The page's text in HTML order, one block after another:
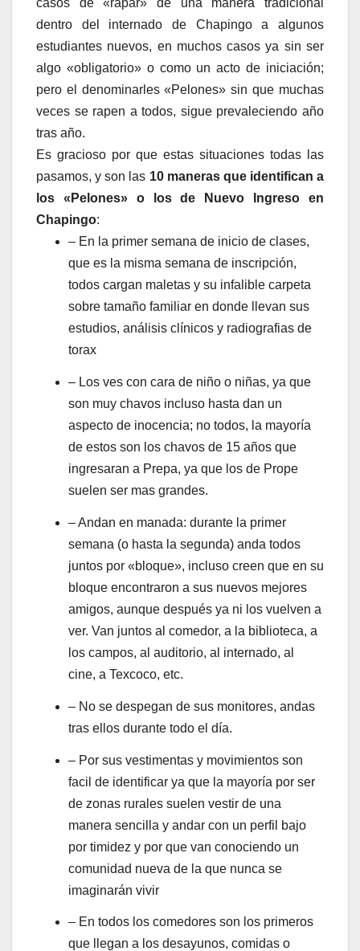
casos de «rapar» de una manera tradicional
dentro del internado de Chapingo a algunos
estudiantes nuevos, en muchos casos ya sin ser
algo «obligatorio» o como un acto de iniciación;
pero el denominarles «Pelones» sin que muchas
veces se rapen a todos, sigue prevaleciendo año
tras año.
Es gracioso por que estas situaciones todas las
pasamos, y son las 10 maneras que identifican a
los «Pelones» o los de Nuevo Ingreso en
Chapingo:
– En la primer semana de inicio de clases,
que es la misma semana de inscripción,
todos cargan maletas y su infalible carpeta
sobre tamaño familiar en donde llevan sus
estudios, análisis clínicos y radiografias de
torax
– Los ves con cara de niño o niñas, ya que
son muy chavos incluso hasta dan un
aspecto de inocencia; no todos, la mayoría
de estos son los chavos de 15 años que
ingresaran a Prepa, ya que los de Prope
suelen ser mas grandes.
– Andan en manada: durante la primer
semana (o hasta la segunda) anda todos
juntos por «bloque», incluso creen que en su
bloque encontraron a sus nuevos mejores
amigos, aunque después ya ni los vuelven a
ver. Van juntos al comedor, a la biblioteca, a
los campos, al auditorio, al internado, al
cine, a Texcoco, etc.
– No se despegan de sus monitores, andas
tras ellos durante todo el día.
– Por sus vestimentas y movimientos son
facil de identificar ya que la mayoría por ser
de zonas rurales suelen vestir de una
manera sencilla y andar con un perfil bajo
por timidez y por que van conociendo un
comunidad nueva de la que nunca se
imaginarán vivir
– En todos los comedores son los primeros
que llegan a los desayunos, comidas o